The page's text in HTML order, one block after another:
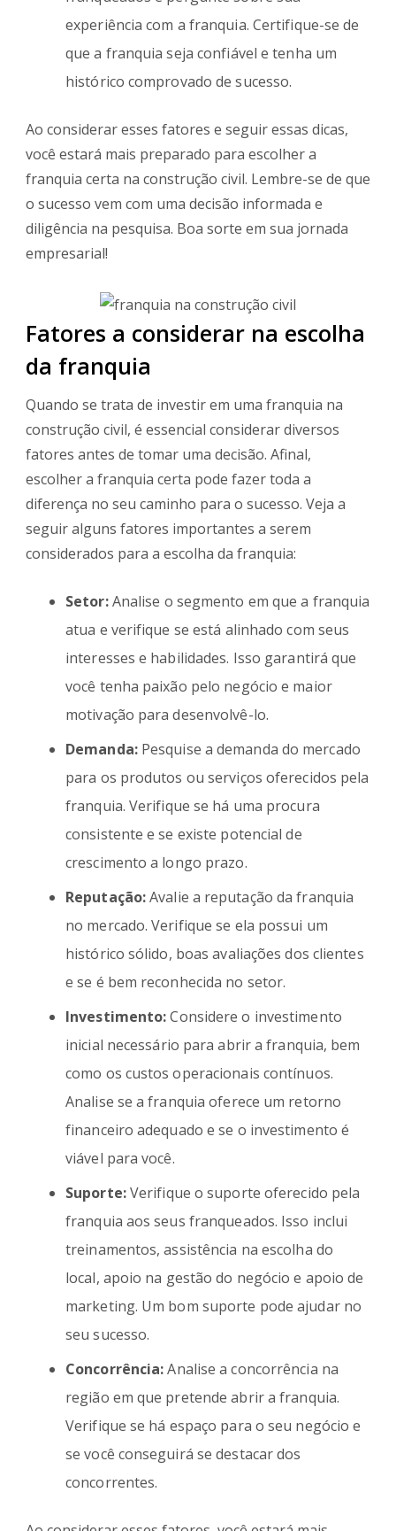
experiência com a franquia. Certifique-se de
que a franquia seja confiável e tenha um
histórico comprovado de sucesso.
Ao considerar esses fatores e seguir essas dicas,
você estará mais preparado para escolher a
franquia certa na construção civil. Lembre-se de que
o sucesso vem com uma decisão informada e
diligência na pesquisa. Boa sorte em sua jornada
empresarial!
Fatores a considerar na escolha
da franquia
Quando se trata de investir em uma franquia na
construção civil, é essencial considerar diversos
fatores antes de tomar uma decisão. Afinal,
escolher a franquia certa pode fazer toda a
diferença no seu caminho para o sucesso. Veja a
seguir alguns fatores importantes a serem
considerados para a escolha da franquia:
Setor:Analise o segmento em que a franquia
atua e verifique se está alinhado com seus
interesses e habilidades. Isso garantirá que
você tenha paixão pelo negócio e maior
motivação para desenvolvê-lo.
Demanda:Pesquise a demanda do mercado
para os produtos ou serviços oferecidos pela
franquia. Verifique se há uma procura
consistente e se existe potencial de
crescimento a longo prazo.
Reputação:Avalie a reputação da franquia
no mercado. Verifique se ela possui um
histórico sólido, boas avaliações dos clientes
e se é bem reconhecida no setor.
Investimento:Considere o investimento
inicial necessário para abrir a franquia, bem
como os custos operacionais contínuos.
Analise se a franquia oferece um retorno
financeiro adequado e se o investimento é
viável para você.
Suporte:Verifique o suporte oferecido pela
franquia aos seus franqueados. Isso inclui
treinamentos, assistência na escolha do
local, apoio na gestão do negócio e apoio de
marketing. Um bom suporte pode ajudar no
seu sucesso.
Concorrência:Analise a concorrência na
região em que pretende abrir a franquia.
Verifique se há espaço para o seu negócio e
se você conseguirá se destacar dos
concorrentes.